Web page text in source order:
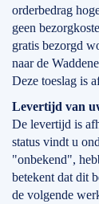
orderbedrag
geen
gratis bezorgd
naar de
Deze toeslag is
Levertijd van
De levertijd is
status vindt u
"onbekend",
betekent dat dit
de volgende